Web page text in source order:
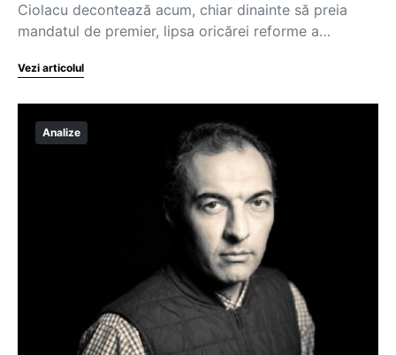
Ciolacu decontează acum, chiar dinainte să preia
mandatul de premier, lipsa oricărei reforme a…
Vezi articolul
Analize